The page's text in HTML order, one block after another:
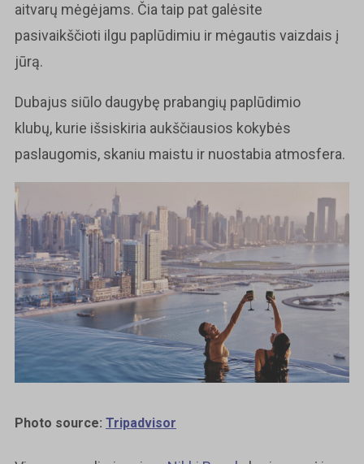
aitvarų mėgėjams. Čia taip pat galėsite
pasivaikščioti ilgu paplūdimiu ir mėgautis vaizdais į
jūrą.
Dubajus siūlo daugybę prabangių paplūdimio
klubų, kurie išsiskiria aukščiausios kokybės
paslaugomis, skaniu maistu ir nuostabia atmosfera.
Photo source: Tripadvisor